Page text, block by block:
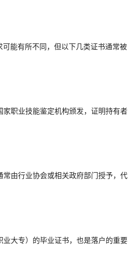
能有所不同，但以下几类证书通常被
职业技能鉴定机构颁发，证明持有者
由行业协会或相关政府部门授予，代
大专）的毕业证书，也是落户的重要